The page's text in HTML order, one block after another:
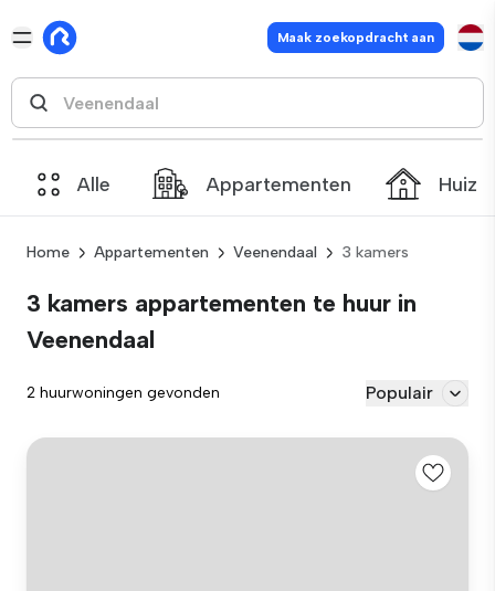
Maak zoekopdracht aan
Alle Appartementen
Home Appartementen Veenendaal 3 kamers
3 kamers appartementen te huur in
Veenendaal
2 huurwoningen gevonden Populair